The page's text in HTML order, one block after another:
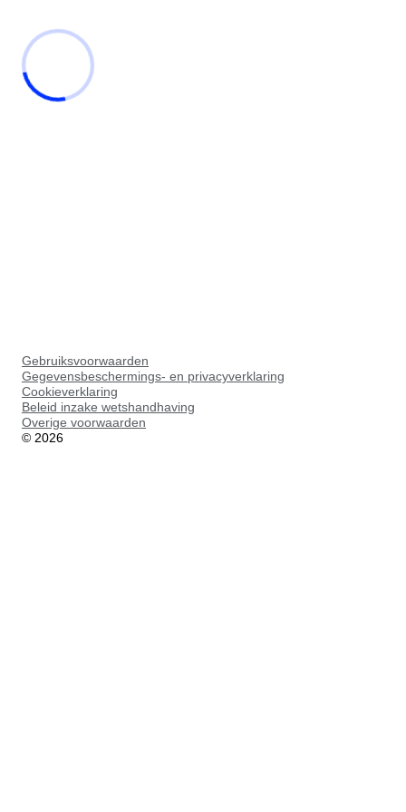
Gebruiksvoorwaarden
Gegevensbeschermings- en privacyverklaring
Cookieverklaring
Beleid inzake wetshandhaving
Overige voorwaarden
© 2026